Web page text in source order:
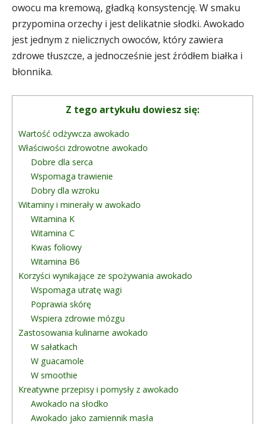
owocu ma kremową, gładką konsystencję. W smaku
przypomina orzechy i jest delikatnie słodki. Awokado
jest jednym z nielicznych owoców, który zawiera
zdrowe tłuszcze, a jednocześnie jest źródłem białka i
błonnika.
Z tego artykułu dowiesz się:
Wartość odżywcza awokado
Właściwości zdrowotne awokado
Dobre dla serca
Wspomaga trawienie
Dobry dla wzroku
Witaminy i minerały w awokado
Witamina K
Witamina C
Kwas foliowy
Witamina B6
Korzyści wynikające ze spożywania awokado
Wspomaga utratę wagi
Poprawia skórę
Wspiera zdrowie mózgu
Zastosowania kulinarne awokado
W sałatkach
W guacamole
W smoothie
Kreatywne przepisy i pomysły z awokado
Awokado na słodko
Awokado jako zamiennik masła